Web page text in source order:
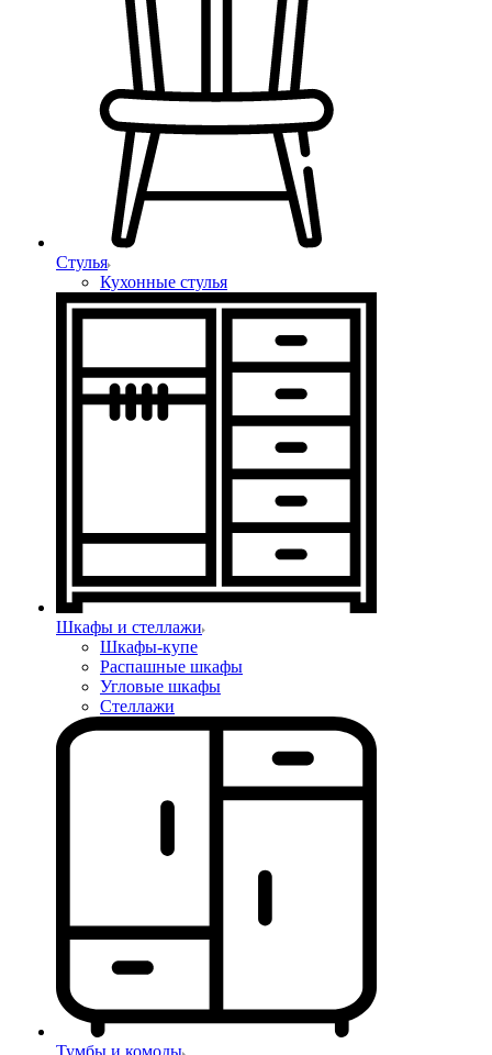
Стулья
Кухонные стулья
Шкафы и стеллажи
Шкафы-купе
Распашные шкафы
Угловые шкафы
Стеллажи
Тумбы и комоды